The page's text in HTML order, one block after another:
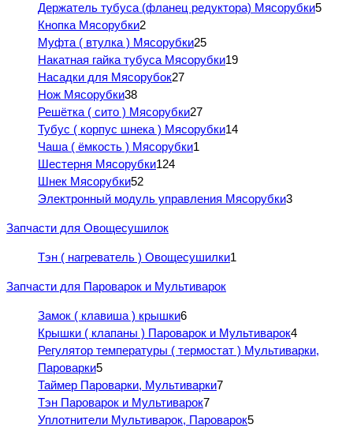
Держатель тубуса (фланец редуктора) Мясорубки5
Кнопка Мясорубки2
Муфта ( втулка ) Мясорубки25
Накатная гайка тубуса Мясорубки19
Насадки для Мясорубок27
Нож Мясорубки38
Решётка ( сито ) Мясорубки27
Тубус ( корпус шнека ) Мясорубки14
Чаша ( ёмкость ) Мясорубки1
Шестерня Мясорубки124
Шнек Мясорубки52
Электронный модуль управления Мясорубки3
Запчасти для Овощесушилок
Тэн ( нагреватель ) Овощесушилки1
Запчасти для Пароварок и Мультиварок
Замок ( клавиша ) крышки6
Крышки ( клапаны ) Пароварок и Мультиварок4
Регулятор температуры ( термостат ) Мультиварки,
Пароварки5
Таймер Пароварки, Мультиварки7
Тэн Пароварок и Мультиварок7
Уплотнители Мультиварок, Пароварок5